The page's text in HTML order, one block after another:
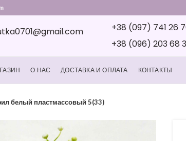
+38 (097) 741 26
+38 (096) 203 68
О НАС ДОСТАВКА И ОПЛАТА КОНТАКТЫ
белый пластмассовый 5(33)